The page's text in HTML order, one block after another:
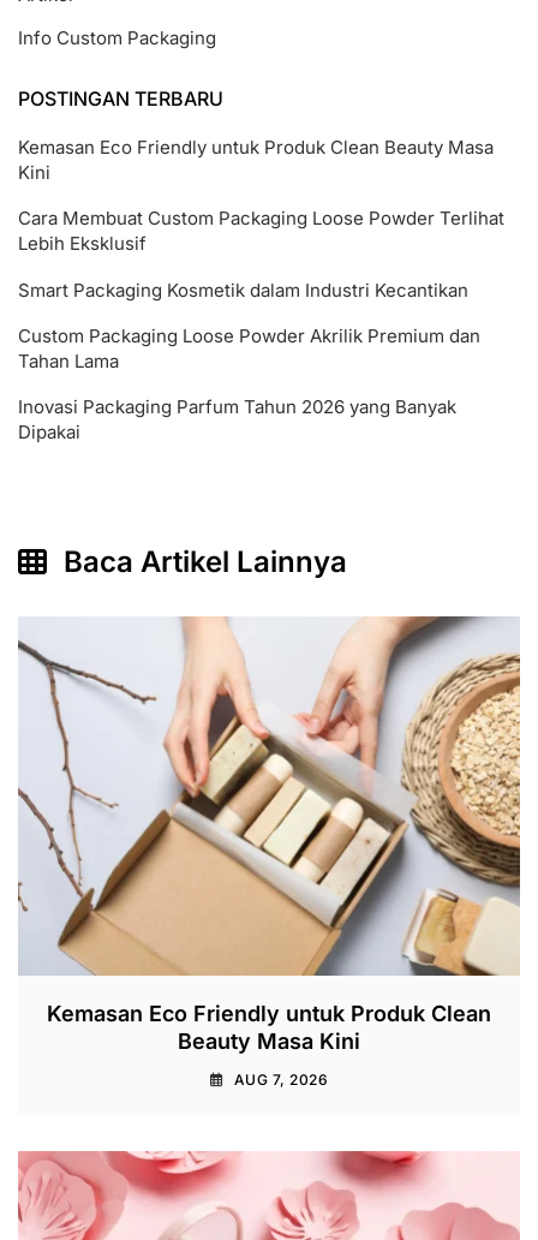
Info Custom Packaging
POSTINGAN TERBARU
Kemasan Eco Friendly untuk Produk Clean Beauty Masa
Kini
Cara Membuat Custom Packaging Loose Powder Terlihat
Lebih Eksklusif
Smart Packaging Kosmetik dalam Industri Kecantikan
Custom Packaging Loose Powder Akrilik Premium dan
Tahan Lama
Inovasi Packaging Parfum Tahun 2026 yang Banyak
Dipakai
Baca Artikel Lainnya
Kemasan Eco Friendly untuk Produk Clean
Beauty Masa Kini
AUG 7, 2026